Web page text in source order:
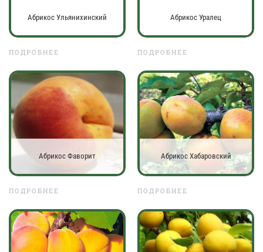
Абрикос Ульянихинский
ПОДРОБНЕЕ
Абрикос Уралец
ПОДРОБНЕЕ
Абрикос Фаворит
ПОДРОБНЕЕ
Абрикос Хабаровский
ПОДРОБНЕЕ